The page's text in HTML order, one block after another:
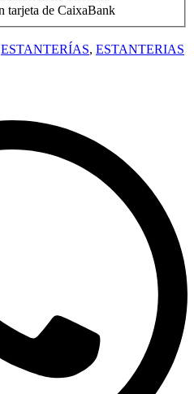
ESTANTERÍAS, ESTANTERIAS